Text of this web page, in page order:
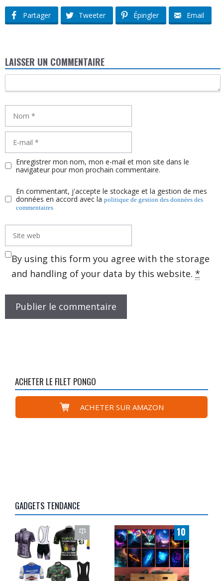
Partager Tweeter Épingler Email
LAISSER UN COMMENTAIRE
Nom
mail
Enregistrer mon nom, mon e-mail et mon site dans le
navigateur pour mon prochain commentaire.
En commentant, j'accepte le stockage et la gestion de mes
données en accord avec la politique de gestion des données des
commentaires
Site
web
By using this form you agree with the storage
and handling of your data by this website. *
ACHETER LE FILET PONGO
ACHETER SUR AMAZON
GADGETS TENDANCE
COM
PAR
ATIF
10